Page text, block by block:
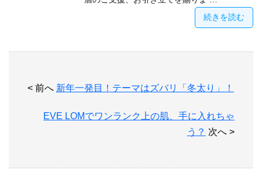
続きを読む
< 前へ 新年一発目！テーマはズバリ「冬太り」！
EVE LOMでワンランク上の肌、手に入れちゃ
う？ 次へ >